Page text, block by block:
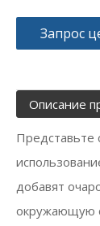
Запрос
Описание
Представьте
добавят
окружающую